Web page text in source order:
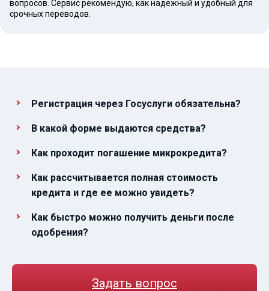
вопросов. Сервис рекомендую, как надежный и удобный для
срочных переводов.
Регистрация через Госуслуги обязательна?
В какой форме выдаются средства?
Как проходит погашение микрокредита?
Как рассчитывается полная стоимость
кредита и где ее можно увидеть?
Как быстро можно получить деньги после
одобрения?
Задать вопрос